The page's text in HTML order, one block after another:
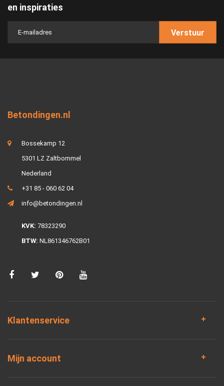
en inspiraties
Verstuur
Betondingen.nl
Bossekamp 12
5301 LZ Zaltbommel
Nederland
+31 85 - 060 62 04
info@betondingen.nl
KVK: 78323290
BTW: NL861346762B01
Klantenservice
Mijn account